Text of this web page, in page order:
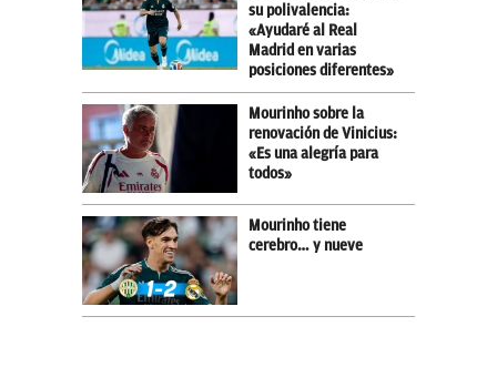
su polivalencia:
«Ayudaré al Real
Madrid en varias
posiciones diferentes»
Mourinho sobre la
renovación de Vinicius:
«Es una alegría para
todos»
Mourinho tiene
cerebro… y nueve